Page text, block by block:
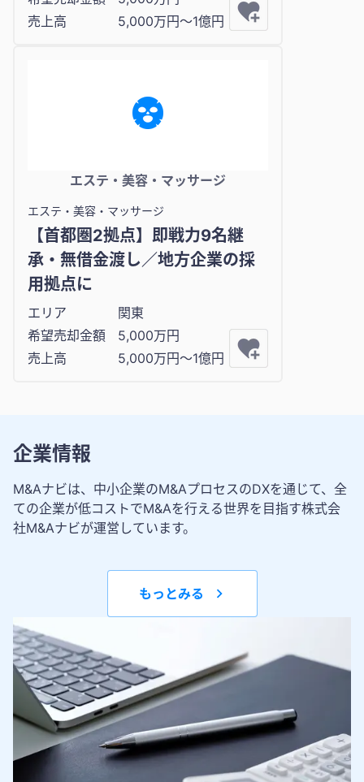
売上高
5,000万円〜1億円
エステ・美容・マッサージ
エステ・美容・マッサージ
【首都圏2拠点】即戦力9名継
承・無借金渡し／地方企業の採
用拠点に
エリア
関東
希望売却金額
5,000万円
売上高
5,000万円〜1億円
企業情報
M&Aナビは、中小企業のM&AプロセスのDXを通じて、全
ての企業が低コストでM&Aを行える世界を目指す株式会
社M&Aナビが運営しています。
もっとみる